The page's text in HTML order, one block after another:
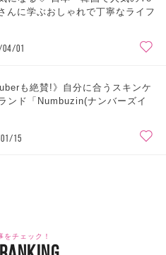
んに学ぶおしゃれで丁寧なライフ
04/01
も絶賛!》自分に合うスキンケ
ンド「Numbuzin(ナンバーズイ
15
をチェック！